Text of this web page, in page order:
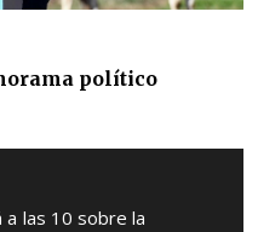
político
a las 10 sobre la